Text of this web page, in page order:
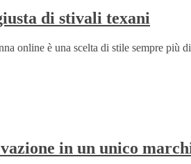
di stivali texani
online è una scelta di stile sempre più
in un unico